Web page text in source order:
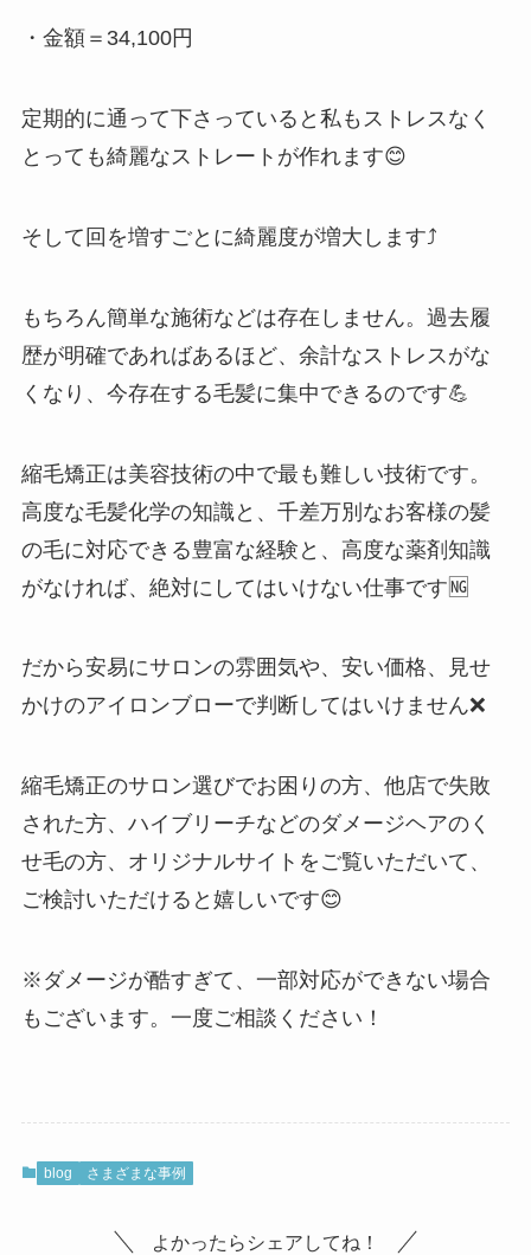
・金額＝34,100円
定期的に通って下さっていると私もストレスなく
とっても綺麗なストレートが作れます😊
そして回を増すごとに綺麗度が増大します⤴️
もちろん簡単な施術などは存在しません。過去履
歴が明確であればあるほど、余計なストレスがな
くなり、今存在する毛髪に集中できるのです💪
縮毛矯正は美容技術の中で最も難しい技術です。
高度な毛髪化学の知識と、千差万別なお客様の髪
の毛に対応できる豊富な経験と、高度な薬剤知識
がなければ、絶対にしてはいけない仕事です🆖
だから安易にサロンの雰囲気や、安い価格、見せ
かけのアイロンブローで判断してはいけません❌
縮毛矯正のサロン選びでお困りの方、他店で失敗
された方、ハイブリーチなどのダメージヘアのく
せ毛の方、オリジナルサイトをご覧いただいて、
ご検討いただけると嬉しいです😊
※ダメージが酷すぎて、一部対応ができない場合
もございます。一度ご相談ください！
blog さまざまな事例
よかったらシェアしてね！